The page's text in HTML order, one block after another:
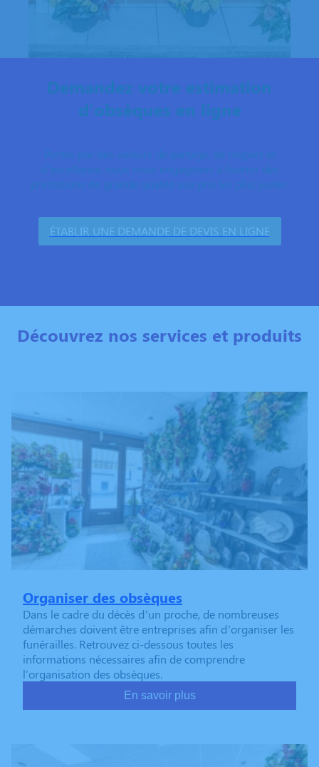
Demandez votre estimation
d'obsèques en ligne
Portés par des valeurs de partage, de respect et
d’excellence, nous nous engageons à fournir des
prestations de grande qualité aux prix les plus justes.
ÉTABLIR UNE DEMANDE DE DEVIS EN LIGNE
Découvrez nos services et produits
Organiser des obsèques
Dans le cadre du décès d’un proche, de nombreuses
démarches doivent être entreprises afin d’organiser les
funérailles. Retrouvez ci-dessous toutes les
informations nécessaires afin de comprendre
l'organisation des obsèques.
En savoir plus